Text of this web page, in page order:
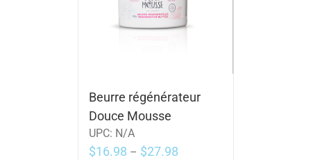
Beurre régénérateur
Douce Mousse
UPC: N/A
$16.98 – $27.98